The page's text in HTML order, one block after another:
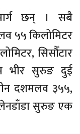
छन् । सबै
५५ किलोमिटर
सिसौँटार
भीर सुरुङ दुई
दशमलव ३५५,
सुरुङ एक